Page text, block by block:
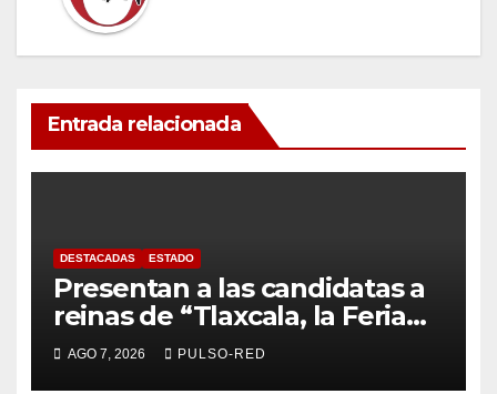
Entrada relacionada
DESTACADAS ESTADO
Presentan a las candidatas a
reinas de “Tlaxcala, la Feria
de Ferias 2026: La Flor
Tlaxcalteca”
AGO 7, 2026 PULSO-RED